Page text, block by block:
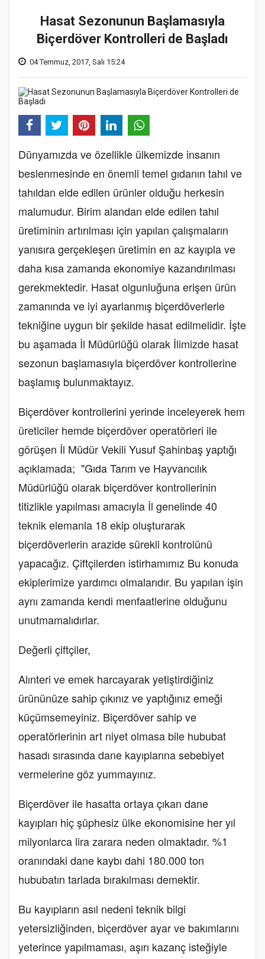
Hasat Sezonunun Başlamasıyla
Biçerdöver Kontrolleri de Başladı
04 Temmuz, 2017, Salı 15:24
Dünyamızda ve özellikle ülkemizde insanın
beslenmesinde en önemli temel gıdanın tahıl ve
tahıldan elde edilen ürünler olduğu herkesin
malumudur. Birim alandan elde edilen tahıl
üretiminin artırılması için yapılan çalışmaların
yanısıra gerçekleşen üretimin en az kayıpla ve
daha kısa zamanda ekonomiye kazandırılması
gerekmektedir. Hasat olgunluğuna erişen ürün
zamanında ve iyi ayarlanmış biçerdöverlerle
tekniğine uygun bir şekilde hasat edilmelidir. İşte
bu aşamada İl Müdürlüğü olarak İlimizde hasat
sezonun başlamasıyla biçerdöver kontrollerine
başlamış bulunmaktayız.
Biçerdöver kontrollerini yerinde inceleyerek hem
üreticiler hemde biçerdöver operatörleri ile
görüşen İl Müdür Vekili Yusuf Şahinbaş yaptığı
açıklamada; "Gıda Tarım ve Hayvancılık
Müdürlüğü olarak biçerdöver kontrollerinin
titizlikle yapılması amacıyla İl genelinde 40
teknik elemanla 18 ekip oluşturarak
biçerdöverlerin arazide sürekli kontrolünü
yapacağız. Çiftçilerden istirhamımız Bu konuda
ekiplerimize yardımcı olmalarıdır. Bu yapılan işin
aynı zamanda kendi menfaatlerine olduğunu
unutmamalıdırlar.
Değerli çiftçiler,
Alınteri ve emek harcayarak yetiştirdiğiniz
ürününüze sahip çıkınız ve yaptığınız emeği
küçümsemeyiniz. Biçerdöver sahip ve
operatörlerinin art niyet olmasa bile hububat
hasadı sırasında dane kayıplarına sebebiyet
vermelerine göz yummayınız.
Biçerdöver ile hasatta ortaya çıkan dane
kayıpları hiç şüphesiz ülke ekonomisine her yıl
milyonlarca lira zarara neden olmaktadır. %1
oranındaki dane kaybı dahi 180.000 ton
hububatın tarlada bırakılması demektir.
Bu kayıpların asıl nedeni teknik bilgi
yetersizliğinden, biçerdöver ayar ve bakımlarını
yeterince yapılmaması, aşırı kazanç isteğiyle